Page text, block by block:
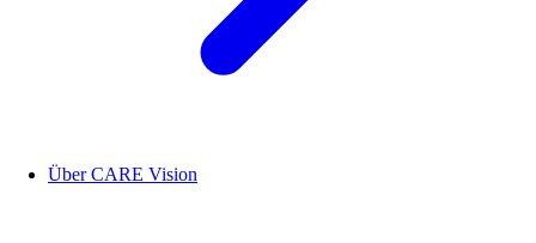
Über CARE Vision